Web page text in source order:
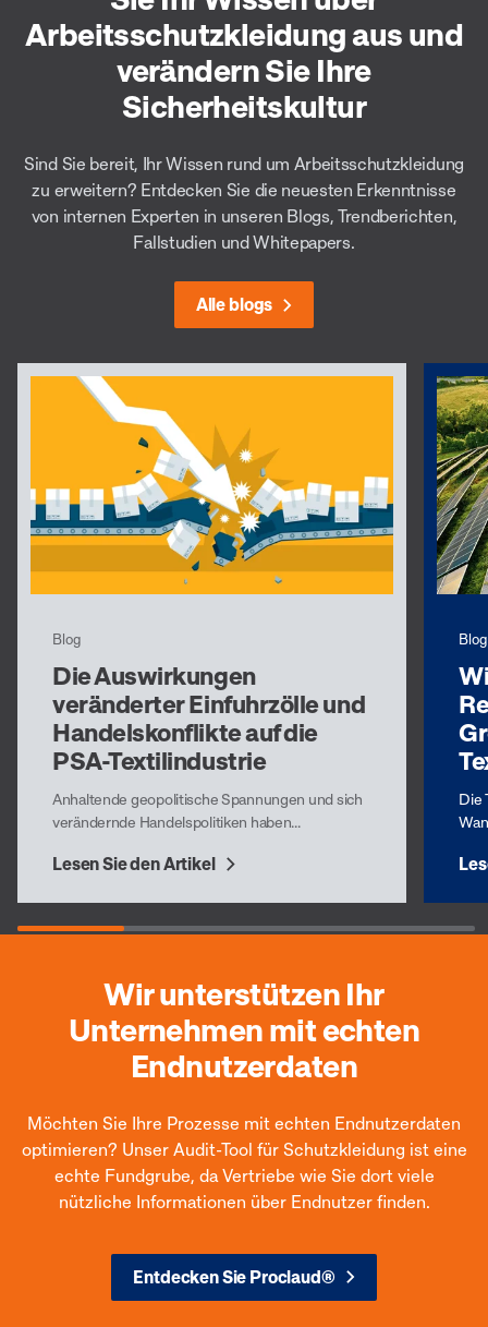
Arbeitsschutzkleidung aus und
verändern Sie Ihre
Sicherheitskultur
Sind Sie bereit, Ihr Wissen rund um Arbeitsschutzkleidung
zu erweitern? Entdecken Sie die neuesten Erkenntnisse
von internen Experten in unseren Blogs, Trendberichten,
Fallstudien und Whitepapers.
Alle blogs
Blog
Die Auswirkungen
veränderter Einfuhrzölle und
Handelskonflikte auf die
PSA-Textilindustrie
Anhaltende geopolitische Spannungen und sich
verändernde Handelspolitiken haben...
Lesen Sie den Artikel
Blog
Die
Wir unterstützen Ihr
Unternehmen mit echten
Endnutzerdaten
Möchten Sie Ihre Prozesse mit echten Endnutzerdaten
optimieren? Unser Audit-Tool für Schutzkleidung ist eine
echte Fundgrube, da Vertriebe wie Sie dort viele
nützliche Informationen über Endnutzer finden.
Entdecken Sie Proclaud®